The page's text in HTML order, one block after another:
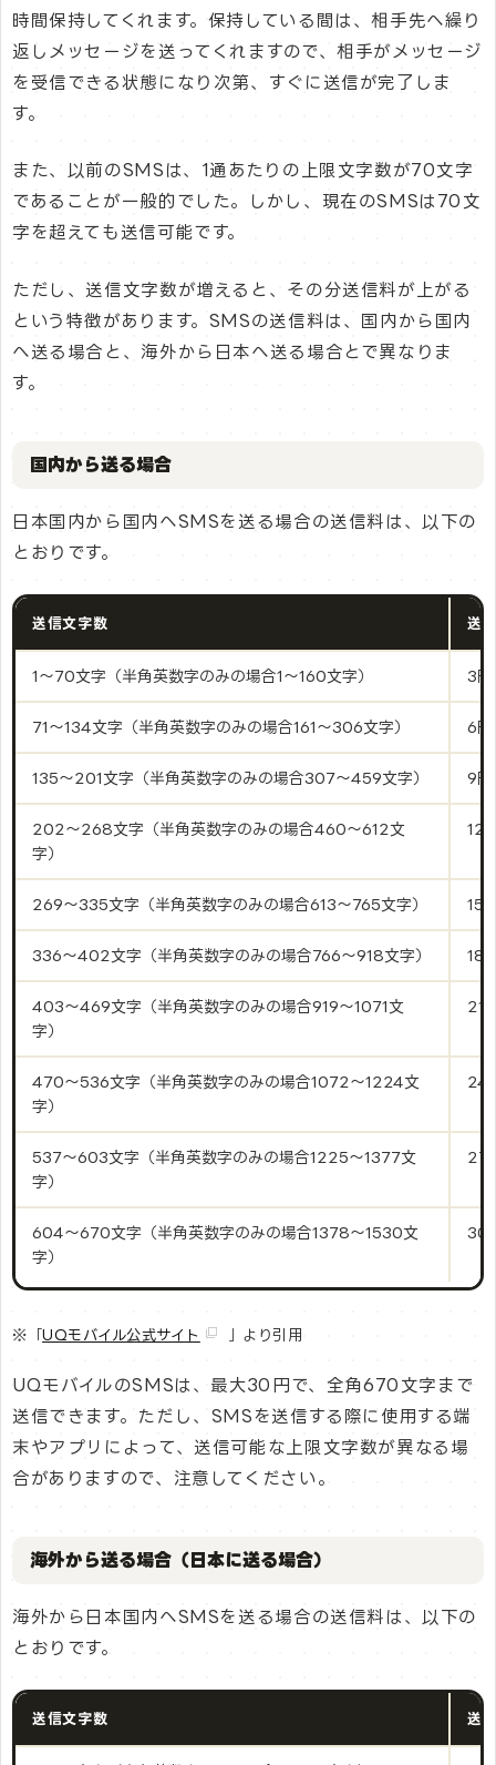
時間保持してくれます。保持している間は、相手先へ繰り
返しメッセージを送ってくれますので、相手がメッセージ
を受信できる状態になり次第、すぐに送信が完了しま
す。
また、以前のSMSは、1通あたりの上限文字数が70文字
であることが一般的でした。しかし、現在のSMSは70文
字を超えても送信可能です。
ただし、送信文字数が増えると、その分送信料が上がる
という特徴があります。SMSの送信料は、国内から国内
へ送る場合と、海外から日本へ送る場合とで異なりま
す。
国内から送る場合
日本国内から国内へSMSを送る場合の送信料は、以下の
とおりです。
送信文字数 送
1～70文字（半角英数字のみの場合1～160文字） 3円
71～134文字（半角英数字のみの場合161～306文字） 6円
135～201文字（半角英数字のみの場合307～459文字） 9円
202～268文字（半角英数字のみの場合460～612文
字）
12
269～335文字（半角英数字のみの場合613～765文字） 15
336～402文字（半角英数字のみの場合766～918文字） 18
403～469文字（半角英数字のみの場合919～1071文
字）
21
470～536文字（半角英数字のみの場合1072～1224文
字）
24
537～603文字（半角英数字のみの場合1225～1377文
字）
27
604～670文字（半角英数字のみの場合1378～1530文
字）
30
※「UQモバイル公式サイト 」より引用
UQモバイルのSMSは、最大30円で、全角670文字まで
送信できます。ただし、SMSを送信する際に使用する端
末やアプリによって、送信可能な上限文字数が異なる場
合がありますので、注意してください。
海外から送る場合（日本に送る場合）
海外から日本国内へSMSを送る場合の送信料は、以下の
とおりです。
送信文字数 送